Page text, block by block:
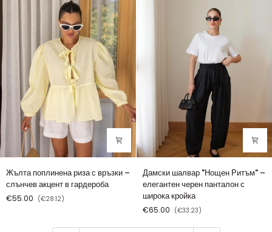
Жълта
поплинена
риза
с
Жълта поплинена риза с връзки –
слънчев акцент в гардероба
€55.00 (€28.12)
Дамски
шалвар
"Нощен
Ритъм"
–
елегантен
Дамски шалвар "Нощен Ритъм" –
елегантен черен панталон с
широка кройка
€65.00 (€33.23)